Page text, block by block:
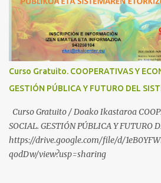
compartir ideas, para proteger a los
frente a abusos y manipulaciones:
ezagutzen dituzu? Euskal haurrak eta
manipulazioetatik babesteko zerbait
partekatu nahi badituzu: Telegram :
https://whatsapp.com/channel/
SÍGUENOS EN YOUTUBE: https://
sub_confirmation=1
Curso Gratuito. COOPERATIVAS Y
GESTIÓN PÚBLICA Y FUTURO DEL
Curso Gratuito / Doako Ikastaroa
SOCIAL. GESTIÓN PÚBLICA Y FUTURO
https://drive.google.com/file/d/
qodDw/view?usp=sharing